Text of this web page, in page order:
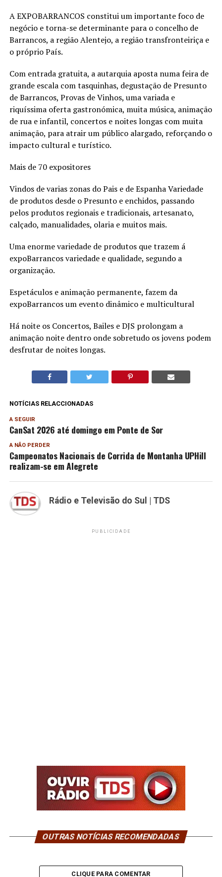
A EXPOBARRANCOS constitui um importante foco de
negócio e torna-se determinante para o concelho de
Barrancos, a região Alentejo, a região transfronteiriça e
o próprio País.
Com entrada gratuita, a autarquia aposta numa feira de
grande escala com tasquinhas, degustação de Presunto
de Barrancos, Provas de Vinhos, uma variada e
riquíssima oferta gastronómica, muita música, animação
de rua e infantil, concertos e noites longas com muita
animação, para atrair um público alargado, reforçando o
impacto cultural e turístico.
Mais de 70 expositores
Vindos de varias zonas do Pais e de Espanha Variedade
de produtos desde o Presunto e enchidos, passando
pelos produtos regionais e tradicionais, artesanato,
calçado, manualidades, olaria e muitos mais.
Uma enorme variedade de produtos que trazem á
expoBarrancos variedade e qualidade, segundo a
organização.
Espetáculos e animação permanente, fazem da
expoBarrancos um evento dinâmico e multicultural
Há noite os Concertos, Bailes e DJS prolongam a
animação noite dentro onde sobretudo os jovens podem
desfrutar de noites longas.
NOTÍCIAS RELACCIONADAS
A SEGUIR
CanSat 2026 até domingo em Ponte de Sor
A NÃO PERDER
Campeonatos Nacionais de Corrida de Montanha UPHill
realizam-se em Alegrete
Rádio e Televisão do Sul | TDS
PUBLICIDADE
OUTRAS NOTÍCIAS RECOMENDADAS
CLIQUE PARA COMENTAR